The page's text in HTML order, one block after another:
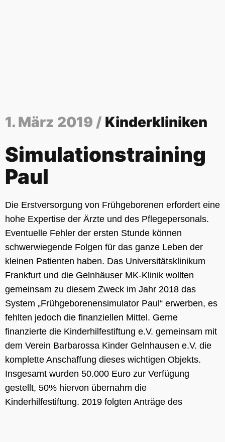
1. März 2019 / Kinderkliniken
Simulationstraining
Paul
Die Erstversorgung von Frühgeborenen erfordert eine
hohe Expertise der Ärzte und des Pflegepersonals.
Eventuelle Fehler der ersten Stunde können
schwerwiegende Folgen für das ganze Leben der
kleinen Patienten haben. Das Universitätsklinikum
Frankfurt und die Gelnhäuser MK-Klinik wollten
gemeinsam zu diesem Zweck im Jahr 2018 das
System „Frühgeborenensimulator Paul“ erwerben, es
fehlten jedoch die finanziellen Mittel. Gerne
finanzierte die Kinderhilfestiftung e.V. gemeinsam mit
dem Verein Barbarossa Kinder Gelnhausen e.V. die
komplette Anschaffung dieses wichtigen Objekts.
Insgesamt wurden 50.000 Euro zur Verfügung
gestellt, 50% hiervon übernahm die
Kinderhilfestiftung. 2019 folgten Anträge des